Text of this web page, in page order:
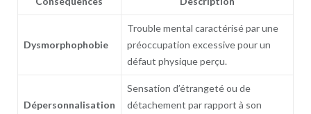
Dysmorphophobie
Trouble mental caractérisé par une
préoccupation excessive pour un
défaut physique perçu.
Dépersonnalisation
Sensation d’étrangeté ou de
détachement par rapport à son